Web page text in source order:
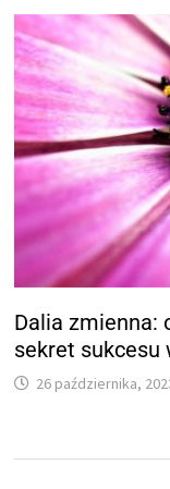
Dalia zmienna:
sekret sukcesu
26 października,